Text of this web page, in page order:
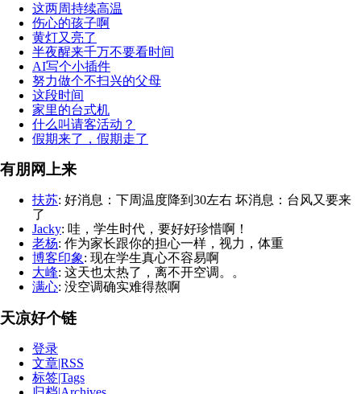
这两周持续高温
伤心的孩子啊
黄灯又亮了
半夜醒来千万不要看时间
AI写个小插件
努力做个不扫兴的父母
这段时间
家里的台式机
什么叫请客活动？
假期来了，假期走了
有朋网上来
扶苏: 好消息：下周温度降到30左右 坏消息：台风又要来
了
Jacky: 哇，学生时代，要好好珍惜啊！
老杨: 作为家长跟你的担心一样，视力，体重
博客印象: 现在学生真心不容易啊
大峰: 这天也太热了，离不开空调。。
满心: 没空调确实难得熬啊
天凉好个链
登录
文章|RSS
标签|Tags